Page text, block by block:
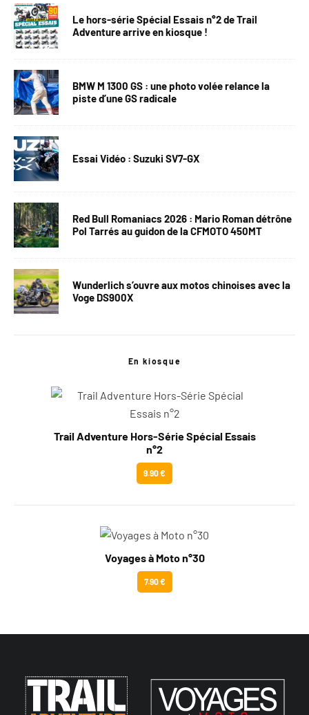
Le hors-série Spécial Essais n°2 de Trail
Adventure arrive en kiosque !
BMW M 1300 GS : une photo volée relance la
piste d’une GS radicale
Essai Vidéo : Suzuki SV7-GX
Red Bull Romaniacs 2026 : Mario Roman détrône
Pol Tarrés au guidon de la CFMOTO 450MT
Wunderlich s’ouvre aux motos chinoises avec la
Voge DS900X
En kiosque
Trail Adventure Hors-Série Spécial Essais
n°2
9.90 €
Voyages à Moto n°30
7.90 €